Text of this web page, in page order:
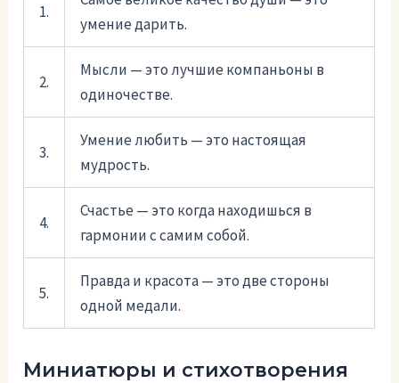
1.
умение дарить.
2.
Мысли — это лучшие компаньоны в
одиночестве.
3.
Умение любить — это настоящая
мудрость.
4.
Счастье — это когда находишься в
гармонии с самим собой.
5.
Правда и красота — это две стороны
одной медали.
Миниатюры и стихотворения